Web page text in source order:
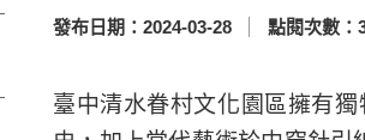
發布日期： 2024-03-28 點閱次數：
臺中清水眷村文化園區擁有